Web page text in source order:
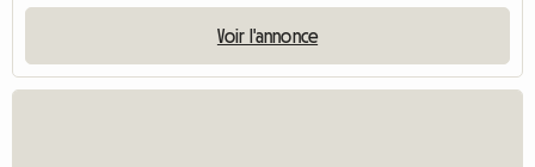
Voir l'annonce